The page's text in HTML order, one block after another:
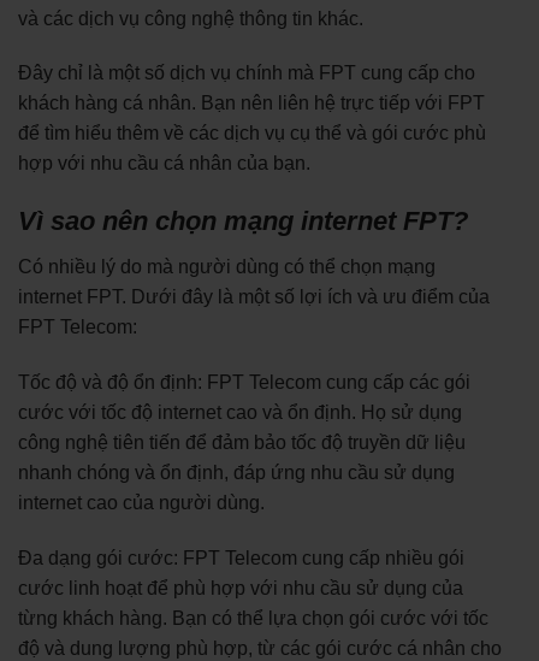
và các dịch vụ công nghệ thông tin khác.
Đây chỉ là một số dịch vụ chính mà FPT cung cấp cho
khách hàng cá nhân. Bạn nên liên hệ trực tiếp với FPT
để tìm hiểu thêm về các dịch vụ cụ thể và gói cước phù
hợp với nhu cầu cá nhân của bạn.
Vì sao nên chọn mạng internet FPT?
Có nhiều lý do mà người dùng có thể chọn mạng
internet FPT. Dưới đây là một số lợi ích và ưu điểm của
FPT Telecom:
Tốc độ và độ ổn định: FPT Telecom cung cấp các gói
cước với tốc độ internet cao và ổn định. Họ sử dụng
công nghệ tiên tiến để đảm bảo tốc độ truyền dữ liệu
nhanh chóng và ổn định, đáp ứng nhu cầu sử dụng
internet cao của người dùng.
Đa dạng gói cước: FPT Telecom cung cấp nhiều gói
cước linh hoạt để phù hợp với nhu cầu sử dụng của
từng khách hàng. Bạn có thể lựa chọn gói cước với tốc
độ và dung lượng phù hợp, từ các gói cước cá nhân cho